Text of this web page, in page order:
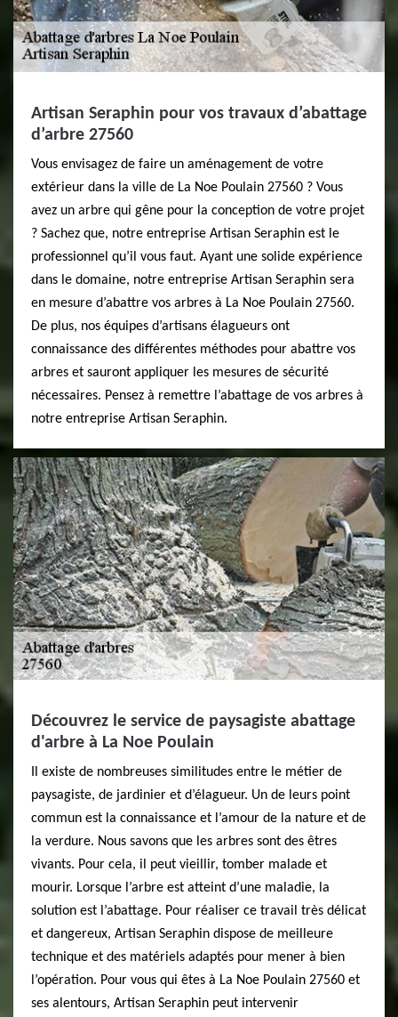
Artisan Seraphin pour vos travaux d’abattage
d’arbre 27560
Vous envisagez de faire un aménagement de votre
extérieur dans la ville de La Noe Poulain 27560 ? Vous
avez un arbre qui gêne pour la conception de votre projet
? Sachez que, notre entreprise Artisan Seraphin est le
professionnel qu’il vous faut. Ayant une solide expérience
dans le domaine, notre entreprise Artisan Seraphin sera
en mesure d’abattre vos arbres à La Noe Poulain 27560.
De plus, nos équipes d’artisans élagueurs ont
connaissance des différentes méthodes pour abattre vos
arbres et sauront appliquer les mesures de sécurité
nécessaires. Pensez à remettre l’abattage de vos arbres à
notre entreprise Artisan Seraphin.
Découvrez le service de paysagiste abattage
d'arbre à La Noe Poulain
Il existe de nombreuses similitudes entre le métier de
paysagiste, de jardinier et d’élagueur. Un de leurs point
commun est la connaissance et l’amour de la nature et de
la verdure. Nous savons que les arbres sont des êtres
vivants. Pour cela, il peut vieillir, tomber malade et
mourir. Lorsque l’arbre est atteint d’une maladie, la
solution est l’abattage. Pour réaliser ce travail très délicat
et dangereux, Artisan Seraphin dispose de meilleure
technique et des matériels adaptés pour mener à bien
l’opération. Pour vous qui êtes à La Noe Poulain 27560 et
ses alentours, Artisan Seraphin peut intervenir